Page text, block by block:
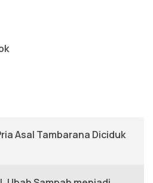
Asal Tambarana Diciduk